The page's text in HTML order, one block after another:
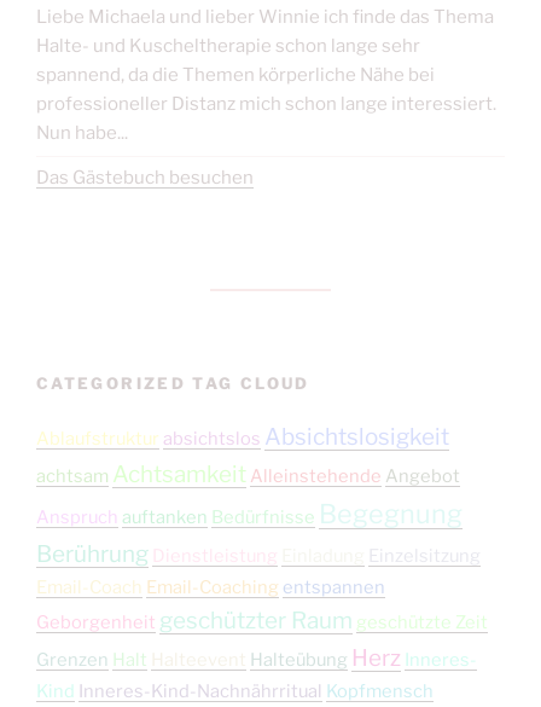
Liebe Michaela und lieber Winnie ich finde das Thema
Halte- und Kuscheltherapie schon lange sehr
spannend, da die Themen körperliche Nähe bei
professioneller Distanz mich schon lange interessiert.
Nun habe...
Das Gästebuch besuchen
CATEGORIZED TAG CLOUD
Ablaufstruktur absichtslos Absichtslosigkeit
achtsam Achtsamkeit Alleinstehende Angebot
Anspruch auftanken Bedürfnisse Begegnung
Berührung Dienstleistung
Einzelsitzung
Email-Coach Email-Coaching entspannen
Geborgenheit geschützter Raum geschützte Zeit
Grenzen Halt Halteevent Halteübung Herz Inneres-
Kind Inneres-Kind-Nachnährritual Kopfmensch